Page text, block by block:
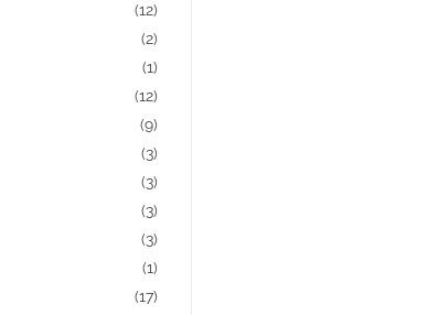
(12)
(2)
(1)
(12)
(9)
(3)
(3)
(3)
(3)
(1)
(17)